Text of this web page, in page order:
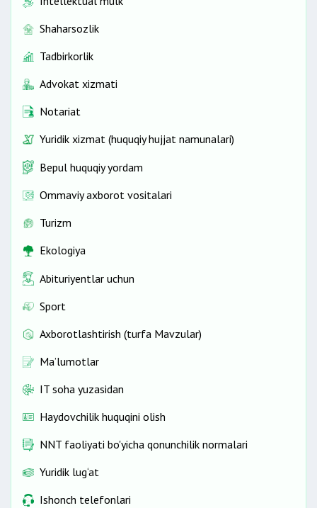
Shaharsozlik
Tadbirkorlik
Advokat xizmati
Notariat
Yuridik xizmat (huquqiy hujjat namunalari)
Bepul huquqiy yordam
Ommaviy axborot vositalari
Turizm
Ekologiya
Abituriyentlar uchun
Sport
Axborotlashtirish (turfa Mavzular)
Ma’lumotlar
IT soha yuzasidan
Haydovchilik huquqini olish
NNT faoliyati bo'yicha qonunchilik normalari
Yuridik lug‘at
Ishonch telefonlari